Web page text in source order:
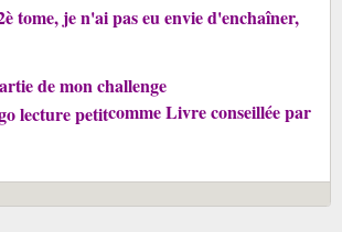
tome, je n'ai pas eu envie d'enchaîner,
de mon challenge
comme Livre conseillée par